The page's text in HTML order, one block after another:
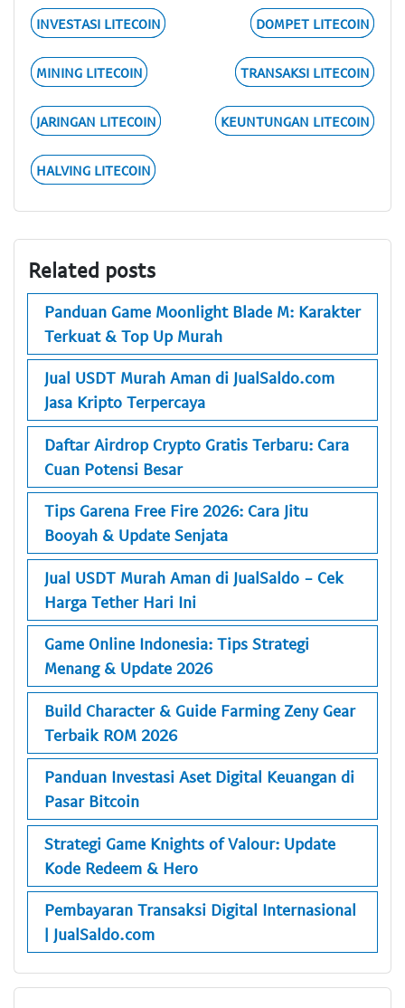
INVESTASI LITECOIN DOMPET LITECOIN
MINING LITECOIN TRANSAKSI LITECOIN
JARINGAN LITECOIN KEUNTUNGAN LITECOIN
HALVING LITECOIN
Related posts
Panduan Game Moonlight Blade M: Karakter
Terkuat & Top Up Murah
Jual USDT Murah Aman di JualSaldo.com
Jasa Kripto Terpercaya
Daftar Airdrop Crypto Gratis Terbaru: Cara
Cuan Potensi Besar
Tips Garena Free Fire 2026: Cara Jitu
Booyah & Update Senjata
Jual USDT Murah Aman di JualSaldo - Cek
Harga Tether Hari Ini
Game Online Indonesia: Tips Strategi
Menang & Update 2026
Build Character & Guide Farming Zeny Gear
Terbaik ROM 2026
Panduan Investasi Aset Digital Keuangan di
Pasar Bitcoin
Strategi Game Knights of Valour: Update
Kode Redeem & Hero
Pembayaran Transaksi Digital Internasional
| JualSaldo.com